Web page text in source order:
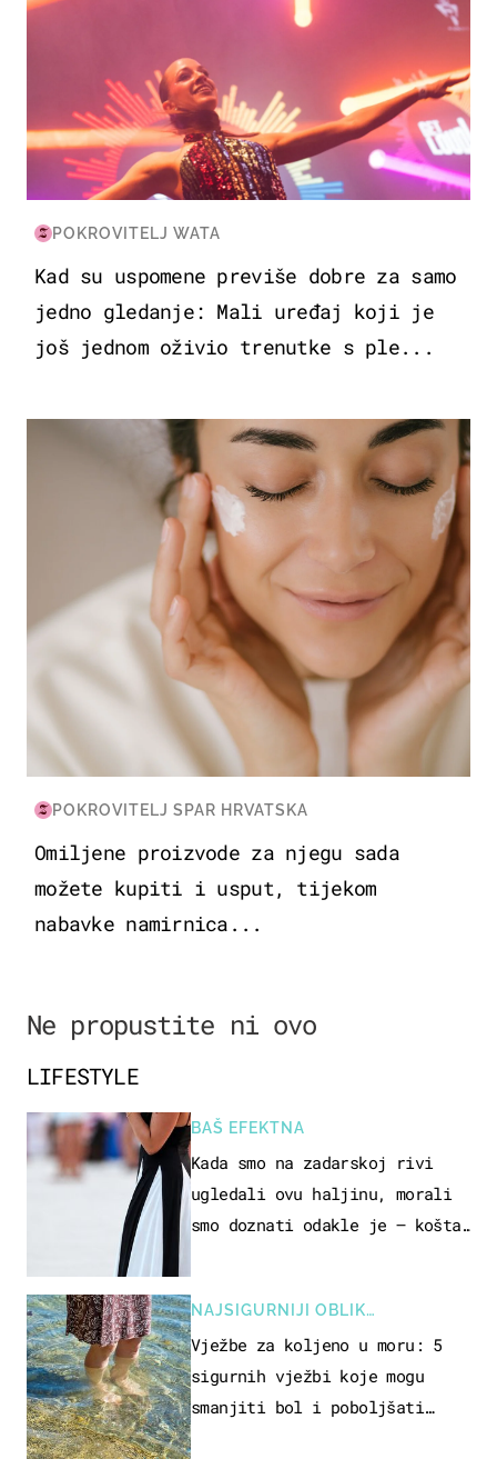
POKROVITELJ WATA
Kad su uspomene previše dobre za samo
jedno gledanje: Mali uređaj koji je
još jednom oživio trenutke s ple...
MODA & LJEPOTA
POKROVITELJ SPAR HRVATSKA
Omiljene proizvode za njegu sada
možete kupiti i usput, tijekom
nabavke namirnica...
Ne propustite ni ovo
LIFESTYLE
BAŠ EFEKTNA
Kada smo na zadarskoj rivi
ugledali ovu haljinu, morali
smo doznati odakle je – košta
NAJSIGURNIJI OBLIK
REKREACIJE
Vježbe za koljeno u moru: 5
sigurnih vježbi koje mogu
smanjiti bol i poboljšati